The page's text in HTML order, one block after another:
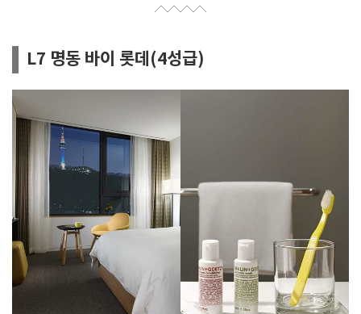
L7 명동 바이 롯데(4성급)